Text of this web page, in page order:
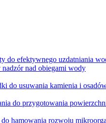
do efektywnego uzdatniania
nad obiegami wody
do usuwania kamienia i
do przygotowania
hamowania rozwoju